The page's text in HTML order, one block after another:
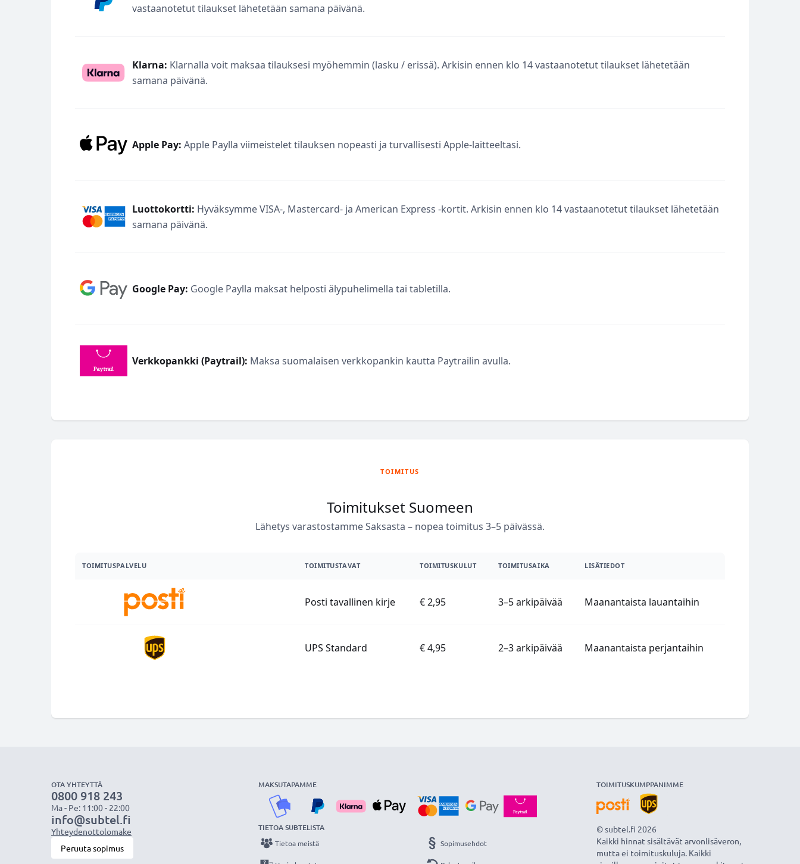
vastaanotetut tilaukset lähetetään samana päivänä.
Klarna: Klarnalla voit maksaa tilauksesi myöhemmin (lasku / erissä). Arkisin ennen klo 14 vastaanotetut tilaukset lähetetään
samana päivänä.
Apple Pay: Apple Paylla viimeistelet tilauksen nopeasti ja turvallisesti Apple-laitteeltasi.
Luottokortti: Hyväksymme VISA-, Mastercard- ja American Express -kortit. Arkisin ennen klo 14 vastaanotetut tilaukset lähetetään
samana päivänä.
Google Pay: Google Paylla maksat helposti älypuhelimella tai tabletilla.
Verkkopankki (Paytrail): Maksa suomalaisen verkkopankin kautta Paytrailin avulla.
TOIMITUS
Toimitukset Suomeen
Lähetys varastostamme Saksasta – nopea toimitus 3–5 päivässä.
TOIMITUSPALVELU TOIMITUSTAVAT TOIMITUSKULUT TOIMITUSAIKA LISÄTIEDOT
Posti tavallinen kirje € 2,95 3–5 arkipäivää Maanantaista lauantaihin
UPS Standard € 4,95 2–3 arkipäivää Maanantaista perjantaihin
OTA YHTEYTTÄ
0800 918 243
Ma - Pe: 11:00 - 22:00
info@subtel.fi
Yhteydenottolomake
Peruuta sopimus
MAKSUTAPAMME
TIETOA SUBTELISTA
Tietoa meistä Sopimusehdot
TOIMITUSKUMPPANIMME
© subtel.fi 2026
Kaikki hinnat sisältävät arvonlisäveron,
mutta ei toimituskuluja. Kaikki